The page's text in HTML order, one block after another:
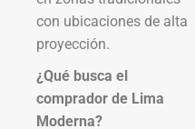
con ubicaciones de alta
proyección.
¿Qué busca el
comprador de Lima
Moderna?